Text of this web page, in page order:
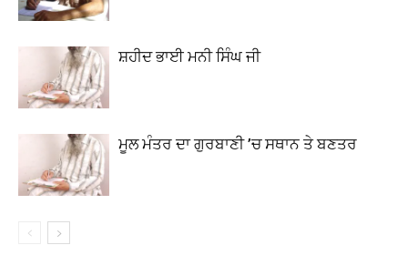
ਸ਼ਹੀਦ ਭਾਈ ਮਨੀ ਸਿੰਘ ਜੀ
ਮੂਲ ਮੰਤਰ ਦਾ ਗੁਰਬਾਣੀ ’ਚ ਸਥਾਨ ਤੇ ਬਣਤਰ